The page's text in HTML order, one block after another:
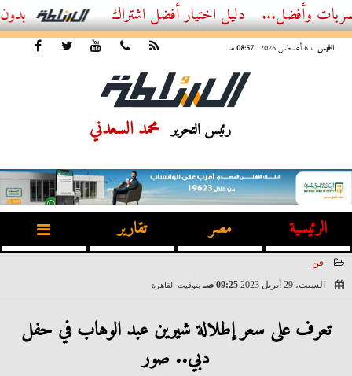
أفضل اشتراك IPTV بدون تقطيع 2026 – دليل المشاهد العصري
الخميس ، 6 أغسطس 2026 08:57 مـ
رئيس التحرير محمد السعدني
الرئيسية مصر تقارير
فن
السبت، 29 أبريل 2023
09:25 صـ بتوقيت القاهرة
تعرف على سعر إطلالة شيرين عبد الوهاب في حفل
دبي.. صور